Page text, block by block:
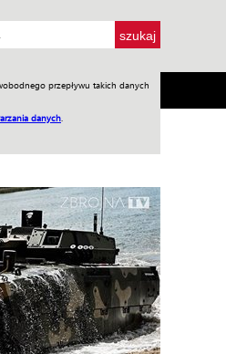
przepływu takich danych
danych
Praca w WIW